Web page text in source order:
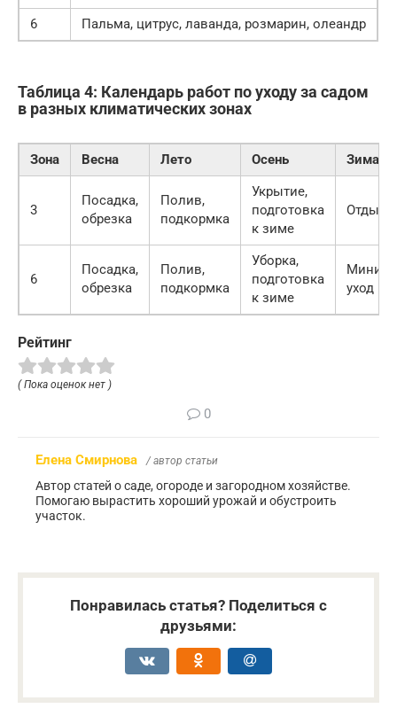
6
Пальма, цитрус, лаванда, розмарин, олеандр
Таблица 4: Календарь работ по уходу за садом
в разных климатических зонах
Зона Весна Лето Осень Зима
3
Посадка,
обрезка
Полив,
подкормка
Укрытие,
подготовка
к зиме
Отдых
6
Посадка,
обрезка
Полив,
подкормка
Уборка,
подготовка
к зиме
уход
Рейтинг
( Пока оценок нет )
0
Елена Смирнова / автор статьи
Автор статей о саде, огороде и загородном хозяйстве.
Помогаю вырастить хороший урожай и обустроить
участок.
Понравилась статья? Поделиться с
друзьями: